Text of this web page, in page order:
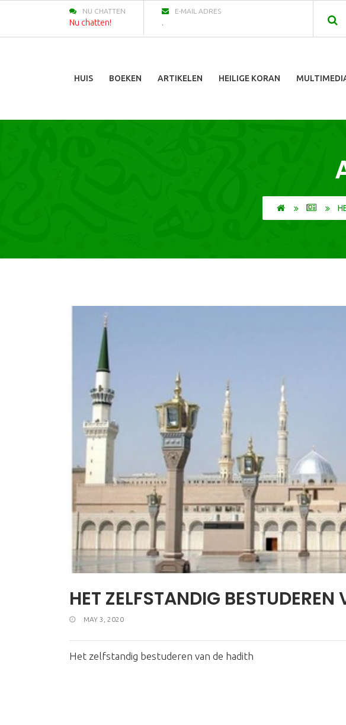
NU CHATTEN
Nu chatten!
E-MAIL ADRES
.
HUIS BOEKEN ARTIKELEN HEILIGE KORAN
HET ZELFSTANDIG
MAY 3, 2020
Het zelfstandig bestuderen van de hadith